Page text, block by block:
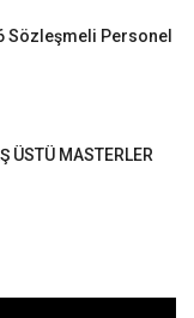
Sözleşmeli Personel
ÜSTÜ MASTERLER